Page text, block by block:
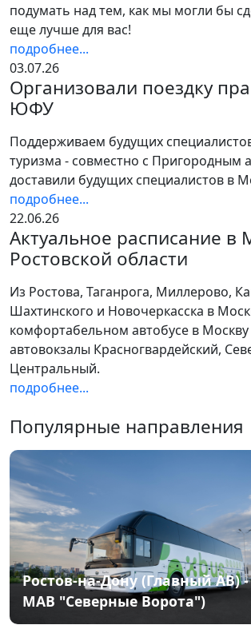
подумать над тем, как мы могли бы
еще лучше для вас!
подробнее...
03.07.26
Организовали поездку
ЮФУ
Поддерживаем будущих
туризма - совместно с Пригородным
доставили будущих специалистов в
подробнее...
22.06.26
Актуальное расписание в
Ростовской области
Из Ростова, Таганрога, Миллерово,
Шахтинского и Новочеркасска в
комфортабельном автобусе в Москву
автовокзалы Красногвардейский,
Центральный.
подробнее...
Популярные направления
Ростов-на-Дону (Главный АВ) -
МАВ "Северные Ворота")